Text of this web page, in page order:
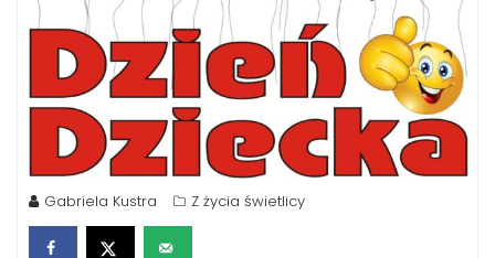
Gabriela Kustra Z życia świetlicy